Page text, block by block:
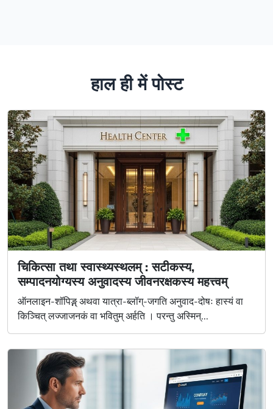
हाल ही में पोस्ट
चिकित्सा तथा स्वास्थ्यस्थलम् : सटीकस्य,
सम्पादनयोग्यस्य अनुवादस्य जीवनरक्षकस्य महत्त्वम्
ऑनलाइन-शॉपिङ्ग् अथवा यात्रा-ब्लॉग्-जगति अनुवाद-दोषः हास्यं वा
किञ्चित् लज्जाजनकं वा भवितुम् अर्हति । परन्तु अस्मिन्...